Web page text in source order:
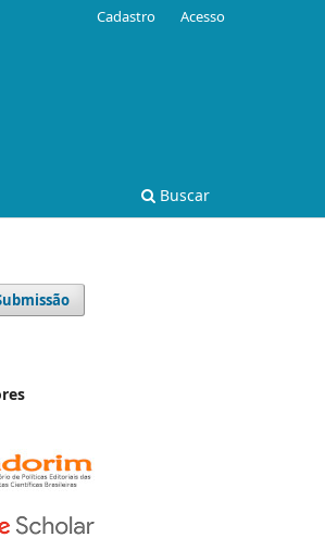
Buscar
Cadastro Acesso